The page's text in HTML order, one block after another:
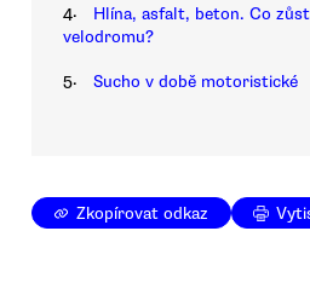
4.
Hlína, asfalt, beton. Co
velodromu?
5. Sucho v době motoristické
Zkopírovat odkaz